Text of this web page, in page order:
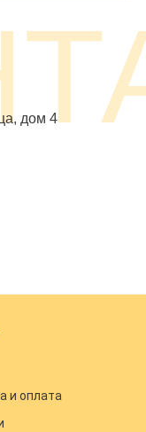
дом 4
и оплата